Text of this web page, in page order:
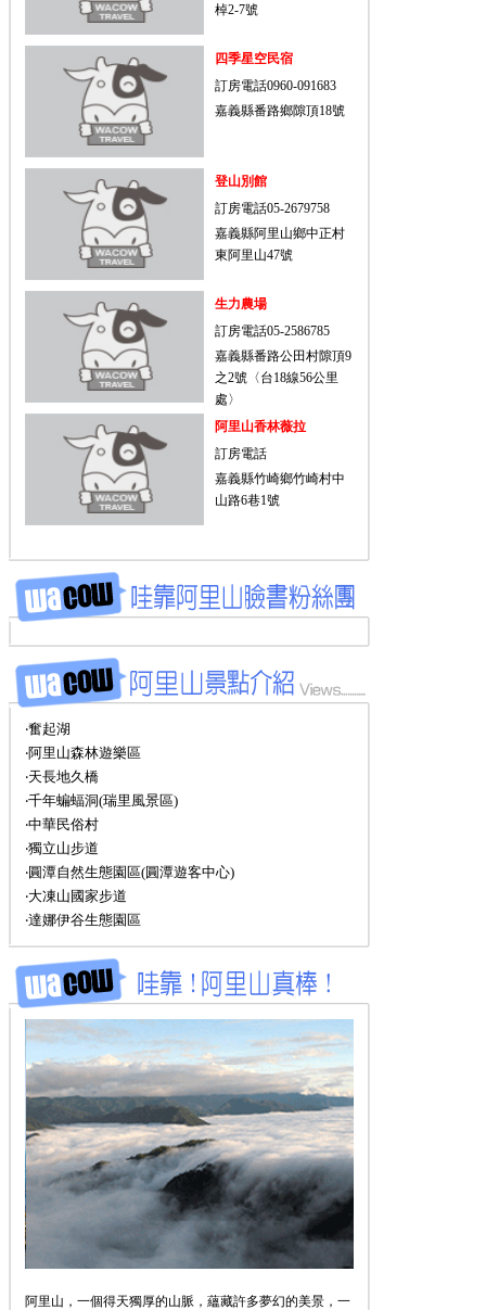
棹2-7號
四季星空民宿
訂房電話0960-091683
嘉義縣番路鄉隙頂18號
登山別館
訂房電話05-2679758
嘉義縣阿里山鄉中正村
東阿里山47號
生力農場
訂房電話05-2586785
嘉義縣番路公田村隙頂9
之2號〈台18線56公里
處〉
阿里山香林薇拉
訂房電話
嘉義縣竹崎鄉竹崎村中
山路6巷1號
‧奮起湖
‧阿里山森林遊樂區
‧天長地久橋
‧千年蝙蝠洞(瑞里風景區)
‧中華民俗村
‧獨立山步道
‧圓潭自然生態園區(圓潭遊客中心)
‧大凍山國家步道
‧達娜伊谷生態園區
阿里山，一個得天獨厚的山脈，蘊藏許多夢幻的美景，一